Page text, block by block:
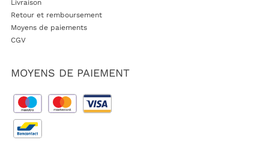
Livraison
Retour et remboursement
Moyens de paiements
CGV
MOYENS DE PAIEMENT